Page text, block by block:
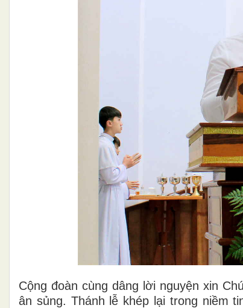
Cộng đoàn cùng dâng lời nguyện xin
ân sủng. Thánh lễ khép lại trong niềm